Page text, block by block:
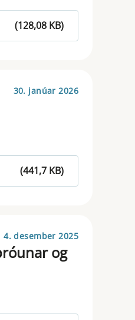
(128,08 KB)
30. janúar 2026
(441,7 KB)
4. desember 2025
og